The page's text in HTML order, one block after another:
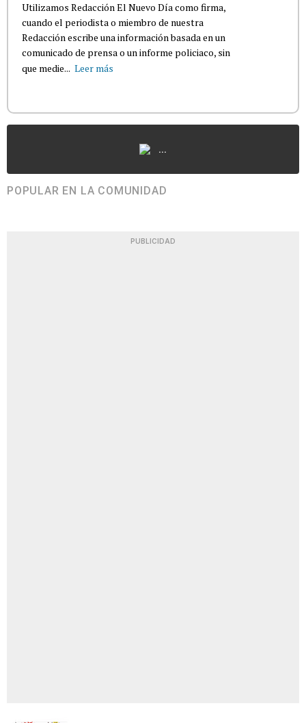
Utilizamos Redacción El Nuevo Día como firma,
cuando el periodista o miembro de nuestra
Redacción escribe una información basada en un
comunicado de prensa o un informe policiaco, sin
que medie... Leer más
...
POPULAR EN LA COMUNIDAD
PUBLICIDAD